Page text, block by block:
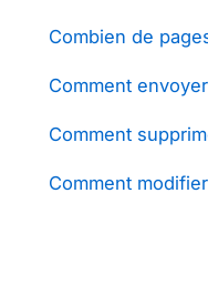
Combien de
Comment
Comment
Comment